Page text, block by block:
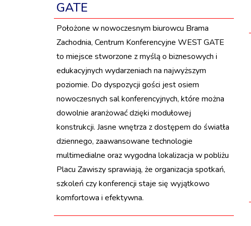
GATE
Położone w nowoczesnym biurowcu Brama
Zachodnia, Centrum Konferencyjne WEST GATE
to miejsce stworzone z myślą o biznesowych i
edukacyjnych wydarzeniach na najwyższym
poziomie. Do dyspozycji gości jest osiem
nowoczesnych sal konferencyjnych, które można
dowolnie aranżować dzięki modułowej
konstrukcji. Jasne wnętrza z dostępem do światła
dziennego, zaawansowane technologie
multimedialne oraz wygodna lokalizacja w pobliżu
Placu Zawiszy sprawiają, że organizacja spotkań,
szkoleń czy konferencji staje się wyjątkowo
komfortowa i efektywna.